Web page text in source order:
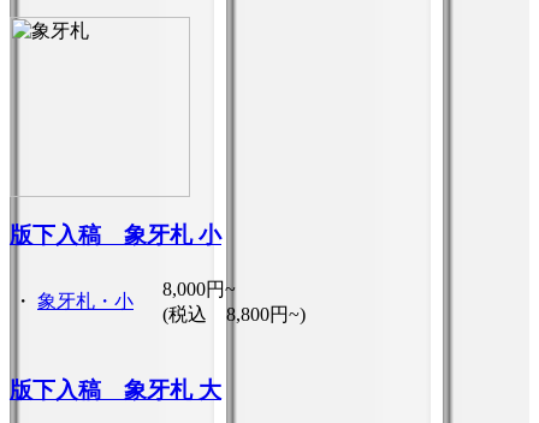
版下入稿 象牙札 小
・ 象牙札・小
8,000円~
(税込 8,800円~)
版下入稿 象牙札 大